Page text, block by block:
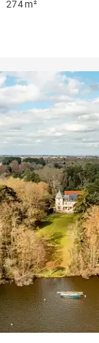
274 m²